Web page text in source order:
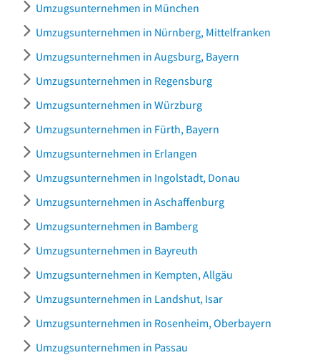
Umzugsunternehmen in München
Umzugsunternehmen in Nürnberg, Mittelfranken
Umzugsunternehmen in Augsburg, Bayern
Umzugsunternehmen in Regensburg
Umzugsunternehmen in Würzburg
Umzugsunternehmen in Fürth, Bayern
Umzugsunternehmen in Erlangen
Umzugsunternehmen in Ingolstadt, Donau
Umzugsunternehmen in Aschaffenburg
Umzugsunternehmen in Bamberg
Umzugsunternehmen in Bayreuth
Umzugsunternehmen in Kempten, Allgäu
Umzugsunternehmen in Landshut, Isar
Umzugsunternehmen in Rosenheim, Oberbayern
Umzugsunternehmen in Passau